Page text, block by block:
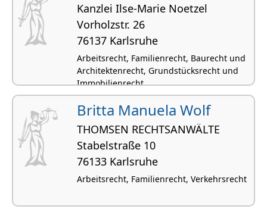
Kanzlei Ilse-Marie Noetzel
Vorholzstr. 26
76137 Karlsruhe
Arbeitsrecht, Familienrecht, Baurecht und
Architektenrecht, Grundstücksrecht und
Immobilienrecht
Britta Manuela Wolf
THOMSEN RECHTSANWÄLTE
Stabelstraße 10
76133 Karlsruhe
Arbeitsrecht, Familienrecht, Verkehrsrecht